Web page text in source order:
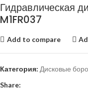
Гидравлическая
M1FR037
Add to compare
Категория: Дисковые
Share: